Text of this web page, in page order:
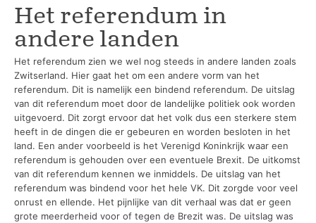
Het referendum in
andere landen
Het referendum zien we wel nog steeds in andere landen zoals
Zwitserland. Hier gaat het om een andere vorm van het
referendum. Dit is namelijk een bindend referendum. De uitslag
van dit referendum moet door de landelijke politiek ook worden
uitgevoerd. Dit zorgt ervoor dat het volk dus een sterkere stem
heeft in de dingen die er gebeuren en worden besloten in het
land. Een ander voorbeeld is het Verenigd Koninkrijk waar een
referendum is gehouden over een eventuele Brexit. De uitkomst
van dit referendum kennen we inmiddels. De uitslag van het
referendum was bindend voor het hele VK. Dit zorgde voor veel
onrust en ellende. Het pijnlijke van dit verhaal was dat er geen
grote meerderheid voor of tegen de Brezit was. De uitslag was